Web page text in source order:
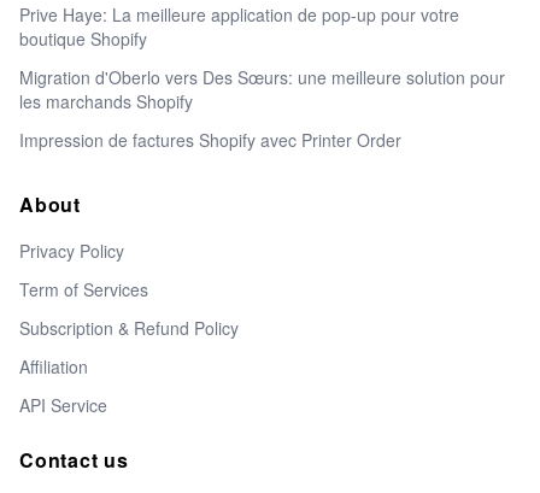
Prive Haye: La meilleure application de pop-up pour votre
boutique Shopify
Migration d'Oberlo vers Des Sœurs: une meilleure solution pour
les marchands Shopify
Impression de factures Shopify avec Printer Order
About
Privacy Policy
Term of Services
Subscription & Refund Policy
Affiliation
API Service
Contact us